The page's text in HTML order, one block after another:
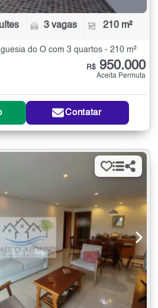
3 vagas 210 m²
do Ó com 3 quartos - 210 m²
R$ 950.000
Aceita Permuta
Contatar